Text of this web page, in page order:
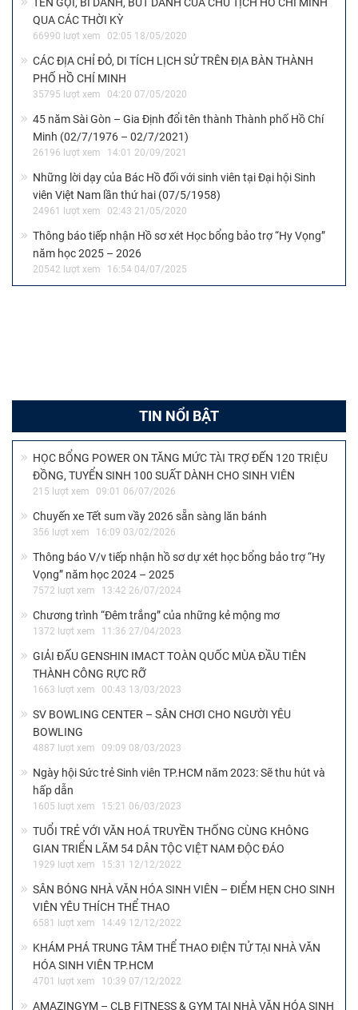
6581 lượt xem 14:49 12/12/2022
KHÁM PHÁ TRUNG TÂM THỂ THAO ĐIỆN TỬ TẠI NHÀ VĂN
HÓA SINH VIÊN TP.HCM
4701 lượt xem 10:39 07/12/2022
AMAZINGYM – CLB FITNESS & GYM TẠI NHÀ VĂN HÓA SINH
10563 lượt xem 11:05 20/11/2022
KHÓA HUẤN LUYỆN BOWLING TẠI NHÀ VĂN HÓA SINH VIÊN
Nhà Văn hóa Sinh viên tại ĐHQG-HCM: Vẻ đẹp của hình khối
và tính bền vững
NHÀ VĂN HÓA SINH VIÊN – TRỤ SỞ TẠI QUẬN 3
17272 lượt xem 10:24 11/06/2020
TÊN GỌI, BÍ DANH, BÚT DANH CỦA CHỦ TỊCH HỒ CHÍ MINH
45 năm Sài Gòn – Gia Định đổi tên thành Thành phố Hồ Chí
Minh (02/7/1976 – 02/7/2021)
26196 lượt xem 14:01 20/09/2021
Những lời dạy của Bác Hồ đối với sinh viên tại Đại hội Sinh
viên Việt Nam lần thứ hai (07/5/1958)
24961 lượt xem 02:43 21/05/2020
Thông báo tiếp nhận Hồ sơ xét Học bổng bảo trợ “Hy Vọng”
năm học 2025 – 2026
20542 lượt xem 16:54 04/07/2025
TIN NỔI BẬT
HỌC BỔNG POWER ON TĂNG MỨC TÀI TRỢ ĐẾN 120 TRIỆU
215 lượt xem 09:01 06/07/2026
Chuyến xe Tết sum vầy 2026 sẵn sàng lăn bánh
356 lượt xem
Thông báo V/v tiếp nhận hồ sơ dự xét học bổng bảo trợ “Hy
Vọng” năm học 2024 – 2025
Chương trình “Đêm trắng” của những kẻ mộng mơ
1372 lượt xem 11:36 27/04/2023
GIẢI ĐẤU GENSHIN IMACT TOÀN QUỐC MÙA ĐẦU TIÊN
THÀNH CÔNG RỰC RỠ
1663 lượt xem 00:43 13/03/2023
SV BOWLING CENTER – SÂN CHƠI CHO NGƯỜI YÊU